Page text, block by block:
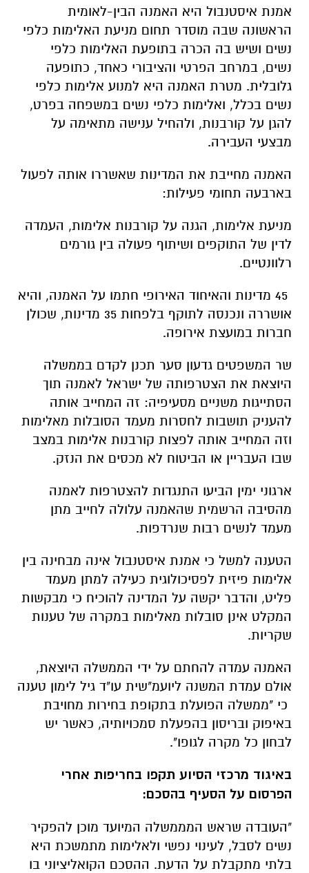
אמנת איסטנבול היא האמנה הבין-לאומית
הראשונה שבה מוסדר תחום מניעת האלימות כלפי
נשים ושיש בה הכרה בתופעת האלימות כלפי
נשים, במרחב הפרטי והציבורי כאחד, כתופעה
גלובלית. מטרת האמנה היא למנוע אלימות כלפי
נשים בכלל, ואלימות כלפי נשים במשפחה בפרט,
להגן על קורבנות, ולהחיל ענישה מתאימה על
מבצעי העבירה.
האמנה מחייבת את המדינות שאשררו אותה לפעול
בארבעה תחומי פעילות:
מניעת אלימות, הגנה על קורבנות אלימות, העמדה
לדין של התוקפים ושיתוף פעולה בין גורמים
רלוונטיים.
45 מדינות והאיחוד האירופי חתמו על האמנה, והיא
אושררה ונכנסה לתוקף בלפחות 35 מדינות, שכולן
חברות במועצת אירופה.
שר המשפטים גדעון סער תכנן לקדם בממשלה
היוצאת את הצטרפותה של ישראל לאמנה תוך
הסתייגות משניים מסעיפיה: זה המחייב אותה
להעניק תושבות לחסרות מעמד הסובלות מאלימות
וזה המחייב אותה לפצות קורבנות אלימות במצב
שבו העבריין או הביטוח לא מכסים את הנזק.
ארגוני ימין הביעו התנגדות להצטרפות לאמנה
מהסיבה הרשמית שהאמנה עלולה לחייב מתן
מעמד לנשים רבות שנרדפות.
הטענה למשל כי אמנת איסטנבול אינה מבחינה בין
אלימות פיזית לפסיכולוגית כעילה למתן מעמד
פליט, והדבר יקשה על המדינה להוכיח כי מבקשות
המקלט אינן סובלות מאלימות במקרה של טענות
שקריות.
האמנה עמדה להחתם על ידי הממשלה היוצאת,
אולם עמדת המשנה ליועמ"שית עו"ד גיל לימון טענה
כי "ממשלה הפועלת בתקופת בחירות מחויבת
באיפוק ובריסון בהפעלת סמכויותיה, כאשר יש
לבחון כל מקרה לגופו".
באיגוד מרכזי הסיוע תקפו בחריפות אחרי
הפרסום על הסעיף בהסכם:
"העובדה שראש המממשלה המיועד מוכן להפקיר
נשים לסבל, לעינוי נפשי ולאלימות מתמשכת היא
בלתי מתקבלת על הדעת. ההסכם הקואליציוני בו